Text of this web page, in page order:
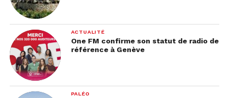
ACTUALITÉ
One FM confirme son statut de radio de
référence à Genève
PALÉO